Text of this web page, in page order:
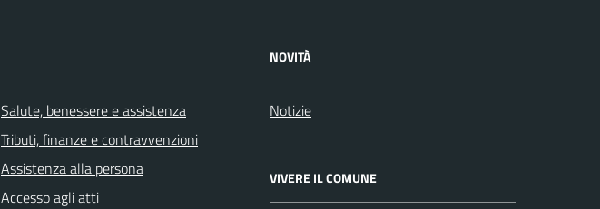
Salute, benessere e assistenza
Tributi, finanze e contravvenzioni
Assistenza alla persona
Accesso agli atti
NOVITÀ
Notizie
VIVERE IL COMUNE